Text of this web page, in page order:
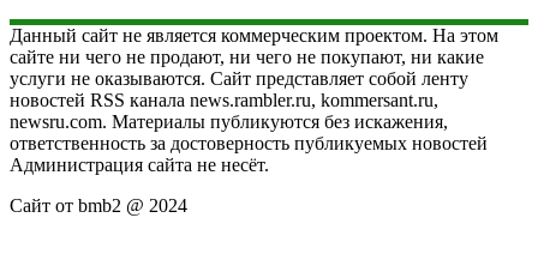
Данный сайт не является коммерческим проектом. На этом
сайте ни чего не продают, ни чего не покупают, ни какие
услуги не оказываются. Сайт представляет собой ленту
новостей RSS канала news.rambler.ru, kommersant.ru,
newsru.com. Материалы публикуются без искажения,
ответственность за достоверность публикуемых новостей
Администрация сайта не несёт.
Сайт от bmb2 @ 2024